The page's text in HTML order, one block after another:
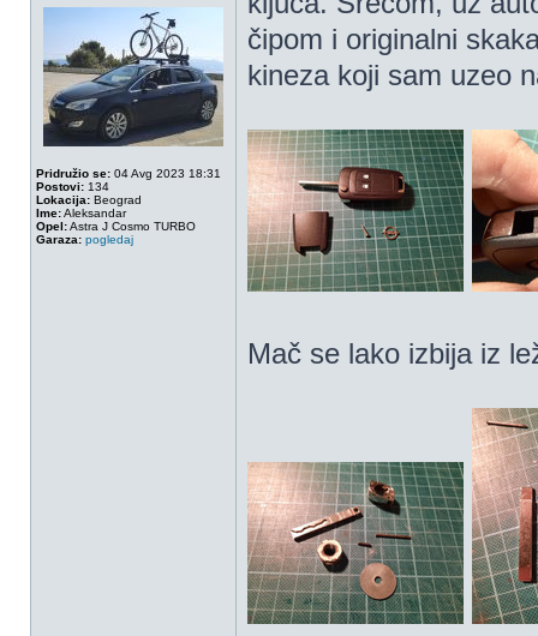
Pridružio se: 04 Avg 2023 18:31
Postovi: 134
Lokacija: Beograd
Ime:Aleksandar
Opel:Astra J Cosmo TURBO
Garaza: pogledaj
čipom i originalni
kineza koji sam uzeo
Mač se lako izbija iz